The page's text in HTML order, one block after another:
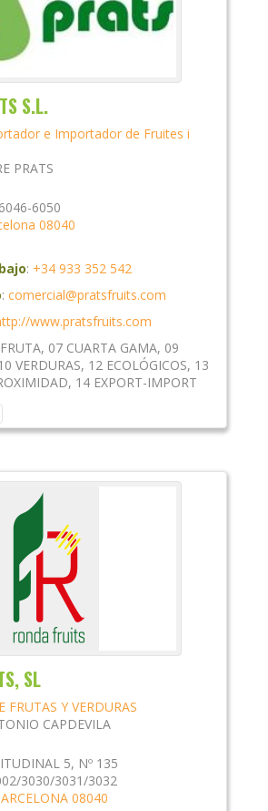
S.L.
e Importador de Fruites i
PRATS
6050
08040
: +34 933 352 542
: comercial@pratsfruits.com
www.pratsfruits.com
, 07 CUARTA GAMA, 09
VERDURAS, 12 ECOLÓGICOS, 13
, 14 EXPORT-IMPORT
SL
FRUTAS Y VERDURAS
CAPDEVILA
5, Nº 135
3030/3031/3032
08040